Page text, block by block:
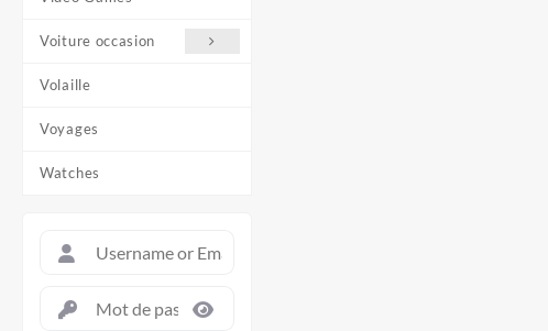
Voiture occasion
Volaille
Voyages
Watches